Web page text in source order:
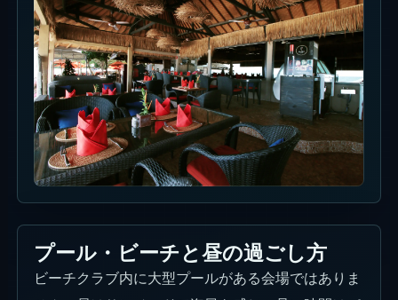
プール・ビーチと昼の過ごし方
ビーチクラブ内に大型プールがある会場ではありま